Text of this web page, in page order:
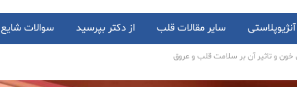
آنژیوپلاستی سایر مقالات قلب از دکتر بپرسید سوالات شایع
خون و تاثیر آن بر سلامت قلب و عروق